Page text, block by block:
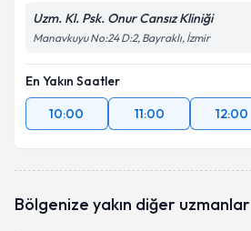
Uzm. Kl. Psk. Onur Cansız Kliniği
Manavkuyu No:24 D:2, Bayraklı, İzmir
En Yakın Saatler
10:00
11:00 12:00
Bölgenize yakın diğer uzmanlar